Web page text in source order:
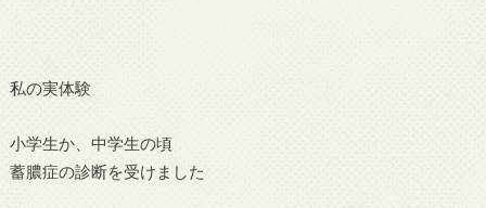
私の実体験
小学生か、中学生の頃
蓄膿症の診断を受けました